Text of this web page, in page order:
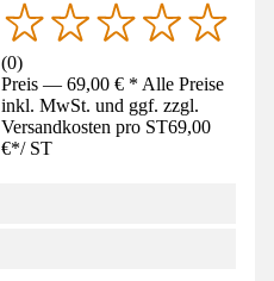
(0)
Preis — 69,00 € * Alle Preise
inkl. MwSt. und ggf. zzgl.
Versandkosten pro ST69,00
€*/ ST